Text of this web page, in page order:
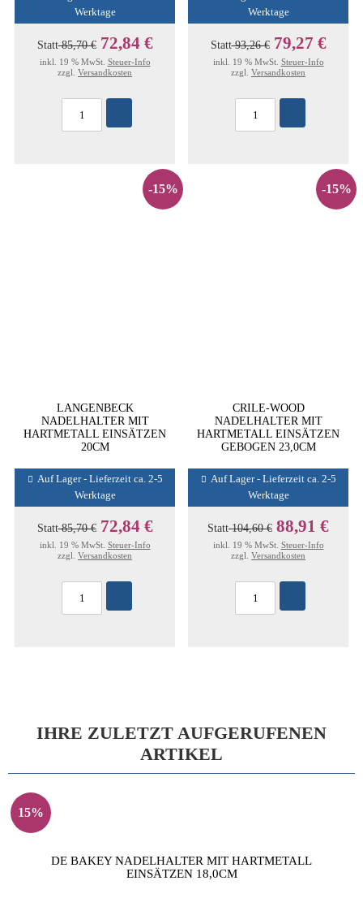
Werktage
Statt85,70 € 72,84 €
inkl. 19 % MwSt. Steuer-Info
zzgl. Versandkosten
Werktage
Statt93,26 € 79,27 €
inkl. 19 % MwSt. Steuer-Info
zzgl. Versandkosten
-15%
LANGENBECK
NADELHALTER MIT
HARTMETALL EINSÄTZEN
20CM
Auf Lager - Lieferzeit ca. 2-5
Werktage
Statt85,70 € 72,84 €
inkl. 19 % MwSt. Steuer-Info
zzgl. Versandkosten
-15%
CRILE-WOOD
NADELHALTER MIT
HARTMETALL EINSÄTZEN
GEBOGEN 23,0CM
Auf Lager - Lieferzeit ca. 2-5
Werktage
Statt104,60 € 88,91 €
inkl. 19 % MwSt. Steuer-Info
zzgl. Versandkosten
IHRE ZULETZT AUFGERUFENEN
ARTIKEL
15%
DE BAKEY NADELHALTER MIT HARTMETALL
EINSÄTZEN 18,0CM